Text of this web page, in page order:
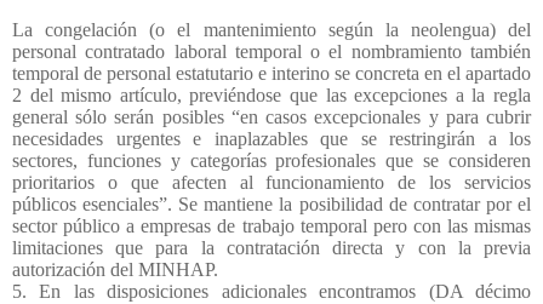
La congelación (o el mantenimiento según la neolengua) del
personal contratado laboral temporal o el nombramiento también
temporal de personal estatutario e interino se concreta en el apartado
2 del mismo artículo, previéndose que las excepciones a la regla
general sólo serán posibles “en casos excepcionales y para cubrir
necesidades urgentes e inaplazables que se restringirán a los
sectores, funciones y categorías profesionales que se consideren
prioritarios o que afecten al funcionamiento de los servicios
públicos esenciales”. Se mantiene la posibilidad de contratar por el
sector público a empresas de trabajo temporal pero con las mismas
limitaciones que para la contratación directa y con la previa
autorización del MINHAP.
5. En las disposiciones adicionales encontramos (DA décimo